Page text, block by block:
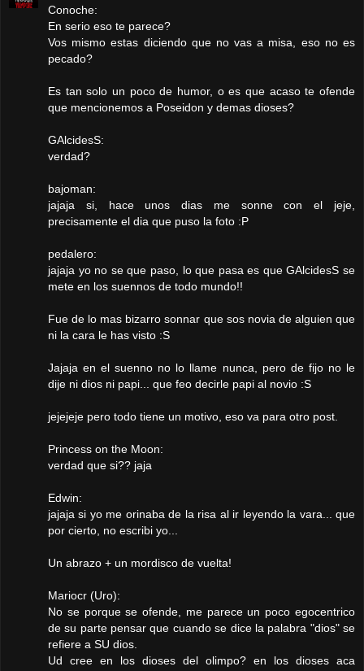
Conoche:
En serio eso te parece?
Vos mismo estas diciendo que no vas a misa, eso no es
pecado?
Es tan solo un poco de humor, o es que acaso te ofende
que mencionemos a Poseidon y demas dioses?
GAlcidesS:
verdad?
bajoman:
jajaja si, hace unos dias me sonne con el jeje,
precisamente el dia que puso la foto :P
pedalero:
jajaja yo no se que paso, lo que pasa es que GAlcidesS se
mete en los suennos de todo mundo!!
Fue de lo mas bizarro sonnar que sos novia de alguien que
ni la cara le has visto :S
Jajaja en el suenno no lo llame nunca, pero de fijo no le
dije ni dios ni papi... que feo decirle papi al novio :S
jejejeje pero todo tiene un motivo, eso va para otro post.
Princess on the Moon:
verdad que si?? jaja
Edwin:
jajaja si yo me orinaba de la risa al ir leyendo la vara... que
por cierto, no escribi yo...
Un abrazo + un mordisco de vuelta!
Mariocr (Uro):
No se porque se ofende, me parece un poco egocentrico
de su parte pensar que cuando se dice la palabra "dios" se
refiere a SU dios.
Ud cree en los dioses del olimpo? en los dioses aca